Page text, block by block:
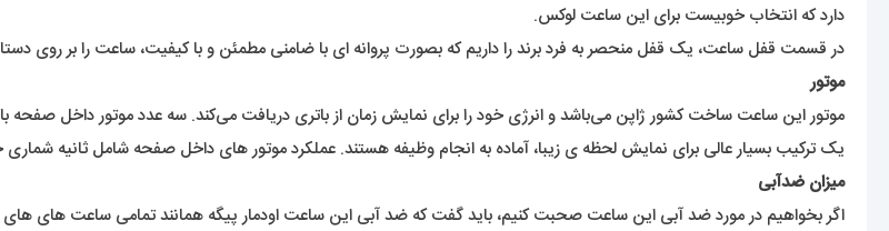
دارد که انتخاب خوبیست برای این ساعت لوکس.
در قسمت قفل ساعت، یک قفل منحصر به فرد برند را داریم که بصورت پروانه ای با ضامنی مطمئن و با کیفیت، ساعت را بر روی
موتور
موتور این ساعت ساخت کشور ژاپن می‌باشد و انرژی خود را برای نمایش زمان از باتری دریافت می‌کند. سه عدد موتور داخل صفحه
یک ترکیب بسیار عالی برای نمایش لحظه ی زیبا، آماده به انجام وظیفه هستند. عملکرد موتور های داخل صفحه شامل ثانیه شماری جدا از کرنوگراف، نمایش 24ساعت شبانه روز و
میزان ضدآبی
اگر بخواهیم در مورد ضد آبی این ساعت صحبت کنیم، باید گفت که ضد آبی این ساعت اودمار پیگه همانند تمامی ساعت های